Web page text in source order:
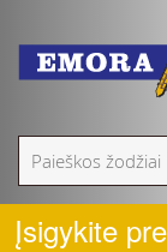
Apie mus
Akcijos
Įsigykite